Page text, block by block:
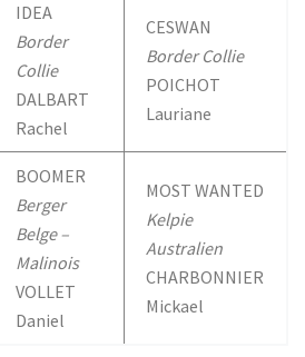
IDEA
Border
Collie
DALBART
Rachel
CESWAN
Border Collie
POICHOT
Lauriane
BOOMER
Berger
Belge –
Malinois
VOLLET
Daniel
MOST WANTED
Kelpie
Australien
CHARBONNIER
Mickael